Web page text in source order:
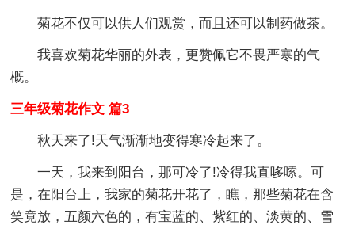
菊花不仅可以供人们观赏，而且还可以制药做茶。
我喜欢菊花华丽的外表，更赞佩它不畏严寒的气
概。
三年级菊花作文 篇3
秋天来了!天气渐渐地变得寒冷起来了。
一天，我来到阳台，那可冷了!冷得我直哆嗦。可
是，在阳台上，我家的菊花开花了，瞧，那些菊花在含
笑竟放，五颜六色的，有宝蓝的、紫红的、淡黄的、雪